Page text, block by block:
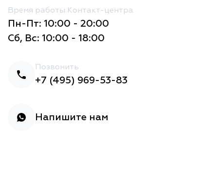
Время работы Контакт-центра
Пн-Пт: 10:00 - 20:00
Сб, Вс: 10:00 - 18:00
Позвонить
+7 (495) 969-53-83
Напишите нам